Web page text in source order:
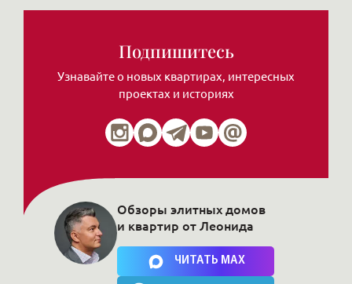
Подпишитесь
Узнавайте о новых квартирах, интересных
проектах и историях
Нажимая на кнопку, Вы соглашаетесь c политикой сайта
Обзоры элитных домов
и квартир от Леонида
ЧИТАТЬ MAX